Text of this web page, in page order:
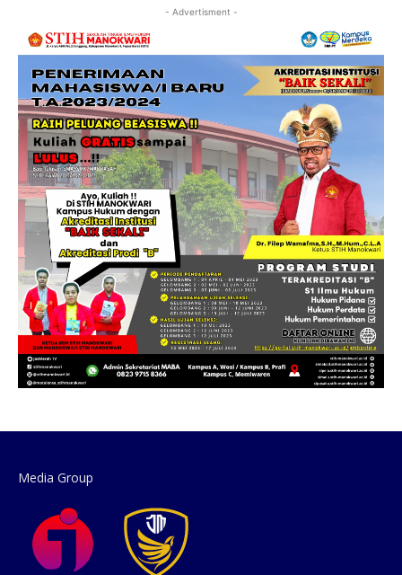
- Advertisment -
Media Group